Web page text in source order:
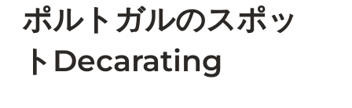
ポルトガルのスポッ
トDecarating